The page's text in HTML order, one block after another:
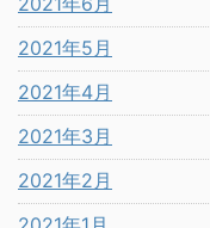
2021年5月
2021年4月
2021年3月
2021年2月